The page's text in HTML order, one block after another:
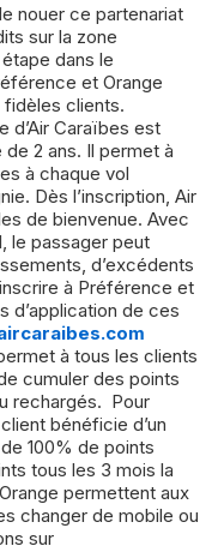
nouer ce partenariat
sur la zone
dans le
et Orange
clients.
d’Air Caraïbes est
2 ans. Il permet à
à chaque vol
Dès l’inscription, Air
de bienvenue. Avec
le passager peut
d’excédents
à Préférence et
d’application de ces
à tous les clients
cumuler des points
rechargés. Pour
bénéficie d’un
100% de points
tous les 3 mois la
permettent aux
changer de mobile ou
sur